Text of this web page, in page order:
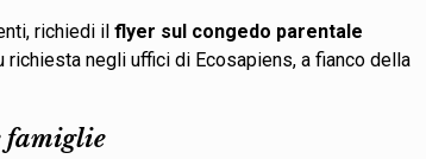
richiedi ilflyer sul congedo parentale
negli uffici di Ecosapiens, a fianco della
famiglie